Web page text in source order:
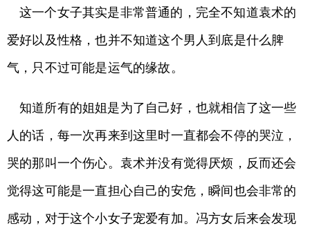
这一个女子其实是非常普通的，完全不知道袁术的
爱好以及性格，也并不知道这个男人到底是什么脾
气，只不过可能是运气的缘故。
知道所有的姐姐是为了自己好，也就相信了这一些
人的话，每一次再来到这里时一直都会不停的哭泣，
哭的那叫一个伤心。袁术并没有觉得厌烦，反而还会
觉得这可能是一直担心自己的安危，瞬间也会非常的
感动，对于这个小女子宠爱有加。冯方女后来会发现